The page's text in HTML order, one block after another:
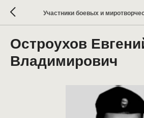
Участники боевых и
Остроухов
Владимирович